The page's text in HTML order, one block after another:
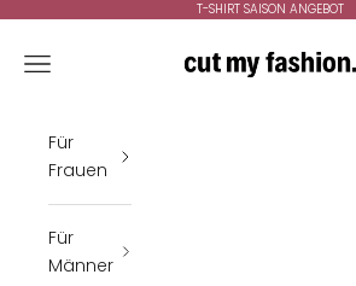
T-SHIRT SAISON ANGEBOT
cutmyfashion
Menü
Für
Frauen
Für
Männer